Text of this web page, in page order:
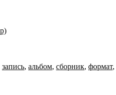
запись, альбом, сборник, формат,